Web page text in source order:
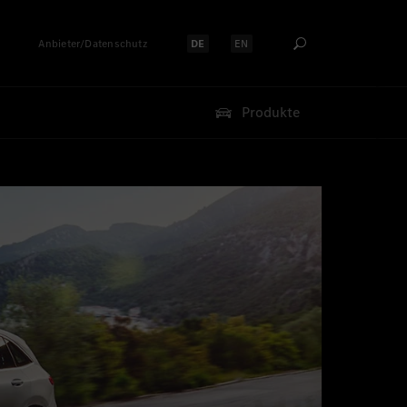
Anbieter/Datenschutz Sprache auswählen:
DE Sprache auswählen:
EN
Produkte